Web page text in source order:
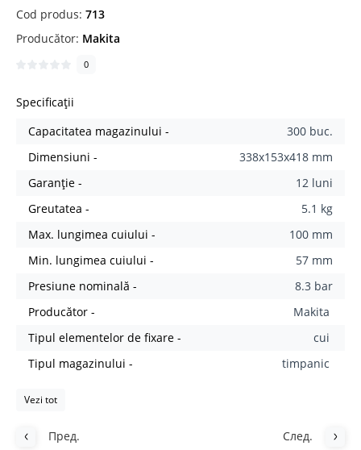
Cod produs: 713
Producător: Makita
0
Specificații
Capacitatea magazinului -
300 buc.
Dimensiuni -
338x153x418 mm
Garanție -
12 luni
Greutatea -
5.1 kg
Max. lungimea cuiului -
100 mm
Min. lungimea cuiului -
57 mm
Presiune nominală -
8.3 bar
Producător -
Makita
Tipul elementelor de fixare -
cui
Tipul magazinului -
timpanic
Vezi tot
Пред. След.